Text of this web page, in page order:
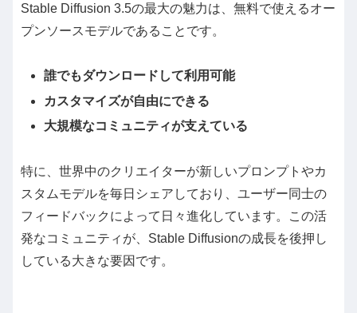
Stable Diffusion 3.5の最大の魅力は、無料で使えるオー
プンソースモデルであることです。
誰でもダウンロードして利用可能
カスタマイズが自由にできる
大規模なコミュニティが支えている
特に、世界中のクリエイターが新しいプロンプトやカ
スタムモデルを毎日シェアしており、ユーザー同士の
フィードバックによって日々進化しています。この活
発なコミュニティが、Stable Diffusionの成長を後押し
している大きな要因です。